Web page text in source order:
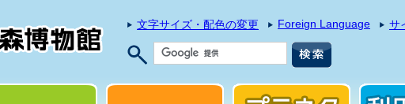
文字サイズ・配色の変更 Foreign Language サ